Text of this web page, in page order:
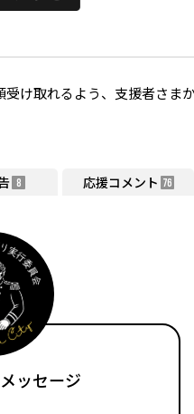
け取れるよう、支援者さま
8 応援コメント 76
ッセージ